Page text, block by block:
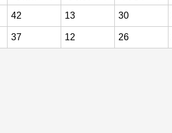
42 13 30
37 12 26